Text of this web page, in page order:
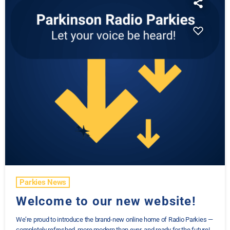
Parkies News
Welcome to our new website!
We’re proud to introduce the brand-new online home of Radio Parkies —